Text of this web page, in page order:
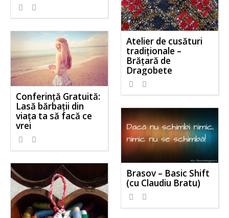
Atelier de cusături
tradiționale –
Brățară de
Dragobete
Conferință Gratuită:
Lasă bărbații din
viața ta să facă ce
vrei
Brasov – Basic Shift
(cu Claudiu Bratu)